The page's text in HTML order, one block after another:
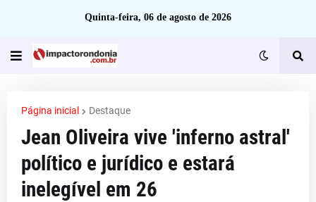
Quinta-feira, 06 de agosto de 2026
Página inicial Destaque
Jean Oliveira vive 'inferno astral'
político e jurídico e estará
inelegível em 26